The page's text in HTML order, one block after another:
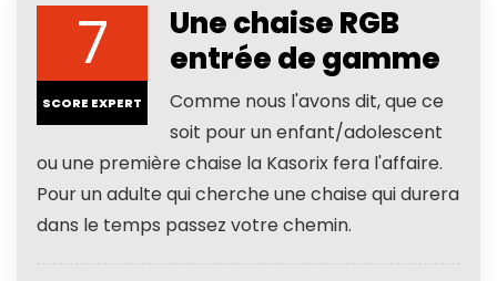
7
SCORE EXPERT
Une chaise RGB
entrée de gamme
Comme nous l'avons dit, que ce
soit pour un enfant/adolescent
ou une première chaise la Kasorix fera l'affaire.
Pour un adulte qui cherche une chaise qui durera
dans le temps passez votre chemin.